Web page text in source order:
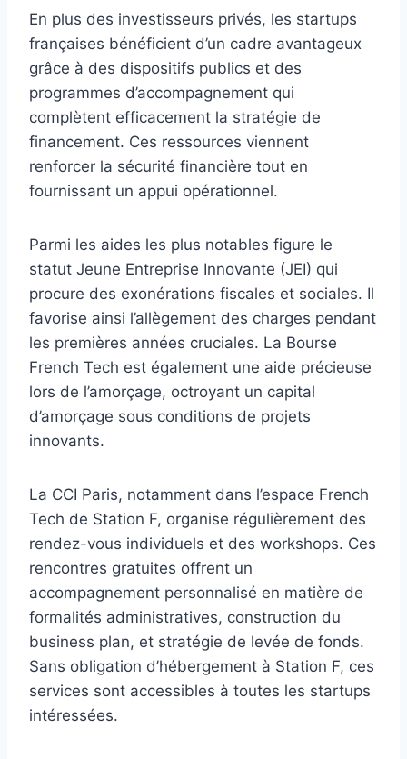
En plus des investisseurs privés, les startups
françaises bénéficient d’un cadre avantageux
grâce à des dispositifs publics et des
programmes d’accompagnement qui
complètent efficacement la stratégie de
financement. Ces ressources viennent
renforcer la sécurité financière tout en
fournissant un appui opérationnel.
Parmi les aides les plus notables figure le
statut Jeune Entreprise Innovante (JEI) qui
procure des exonérations fiscales et sociales. Il
favorise ainsi l’allègement des charges pendant
les premières années cruciales. La Bourse
French Tech est également une aide précieuse
lors de l’amorçage, octroyant un capital
d’amorçage sous conditions de projets
innovants.
La CCI Paris, notamment dans l’espace French
Tech de Station F, organise régulièrement des
rendez-vous individuels et des workshops. Ces
rencontres gratuites offrent un
accompagnement personnalisé en matière de
formalités administratives, construction du
business plan, et stratégie de levée de fonds.
Sans obligation d’hébergement à Station F, ces
services sont accessibles à toutes les startups
intéressées.